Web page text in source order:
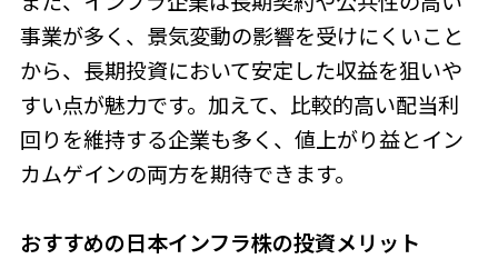
事業が多く、景気変動の影響を受けにくいこと
から、長期投資において安定した収益を狙いや
すい点が魅力です。加えて、比較的高い配当利
回りを維持する企業も多く、値上がり益とイン
カムゲインの両方を期待できます。
おすすめの日本インフラ株の投資メリット